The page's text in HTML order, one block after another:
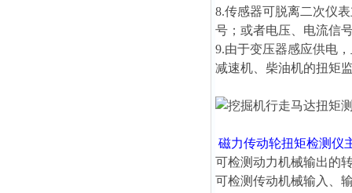
8.传感器可脱离二次仪
号；或者电压、电流信
9.由于变压器感应供电
减速机、柴油机的扭矩
磁力传动轮扭矩检测仪
可检测动力机械输出的
可检测传动机械输入、